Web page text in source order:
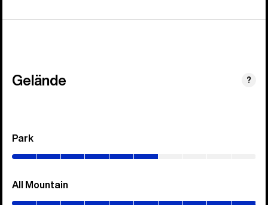
Gelände ?
Park
All Mountain